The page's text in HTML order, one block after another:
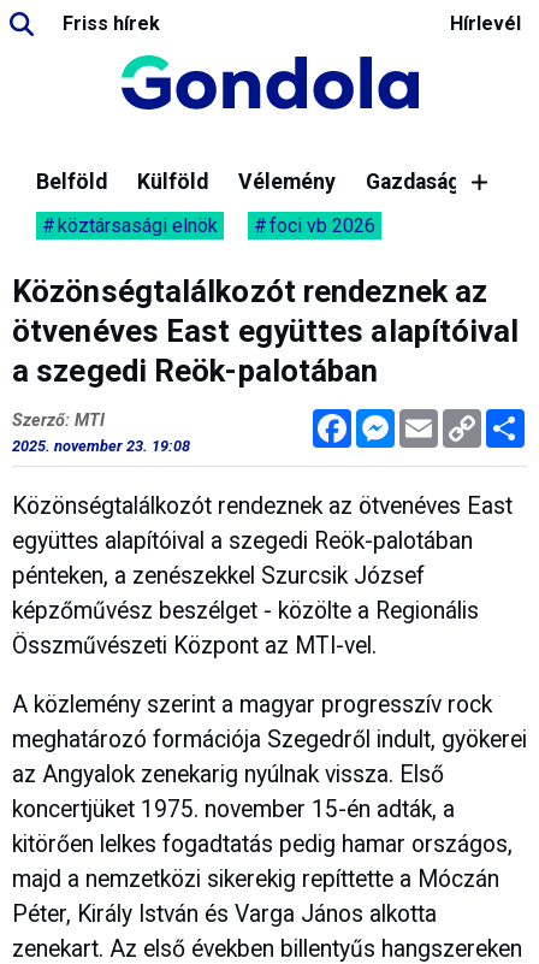
Friss hírek Hírlevél
Belföld Külföld Vélemény Gazdaság
köztársasági elnök foci vb 2026
Közönségtalálkozót rendeznek az
ötvenéves East együttes alapítóival
a szegedi Reök-palotában
FacebookMessenger
Email Copy
Link
Szerző: MTI
2025. november 23. 19:08
Közönségtalálkozót rendeznek az ötvenéves East
együttes alapítóival a szegedi Reök-palotában
pénteken, a zenészekkel Szurcsik József
képzőművész beszélget - közölte a Regionális
Összművészeti Központ az MTI-vel.
A közlemény szerint a magyar progresszív rock
meghatározó formációja Szegedről indult, gyökerei
az Angyalok zenekarig nyúlnak vissza. Első
koncertjüket 1975. november 15-én adták, a
kitörően lelkes fogadtatás pedig hamar országos,
majd a nemzetközi sikerekig repíttette a Móczán
Péter, Király István és Varga János alkotta
zenekart. Az első években billentyűs hangszereken